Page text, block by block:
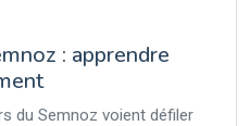
: apprendre
du Semnoz voient défiler